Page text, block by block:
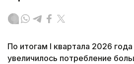
По итогам I квартала 2026
увеличилось потребление